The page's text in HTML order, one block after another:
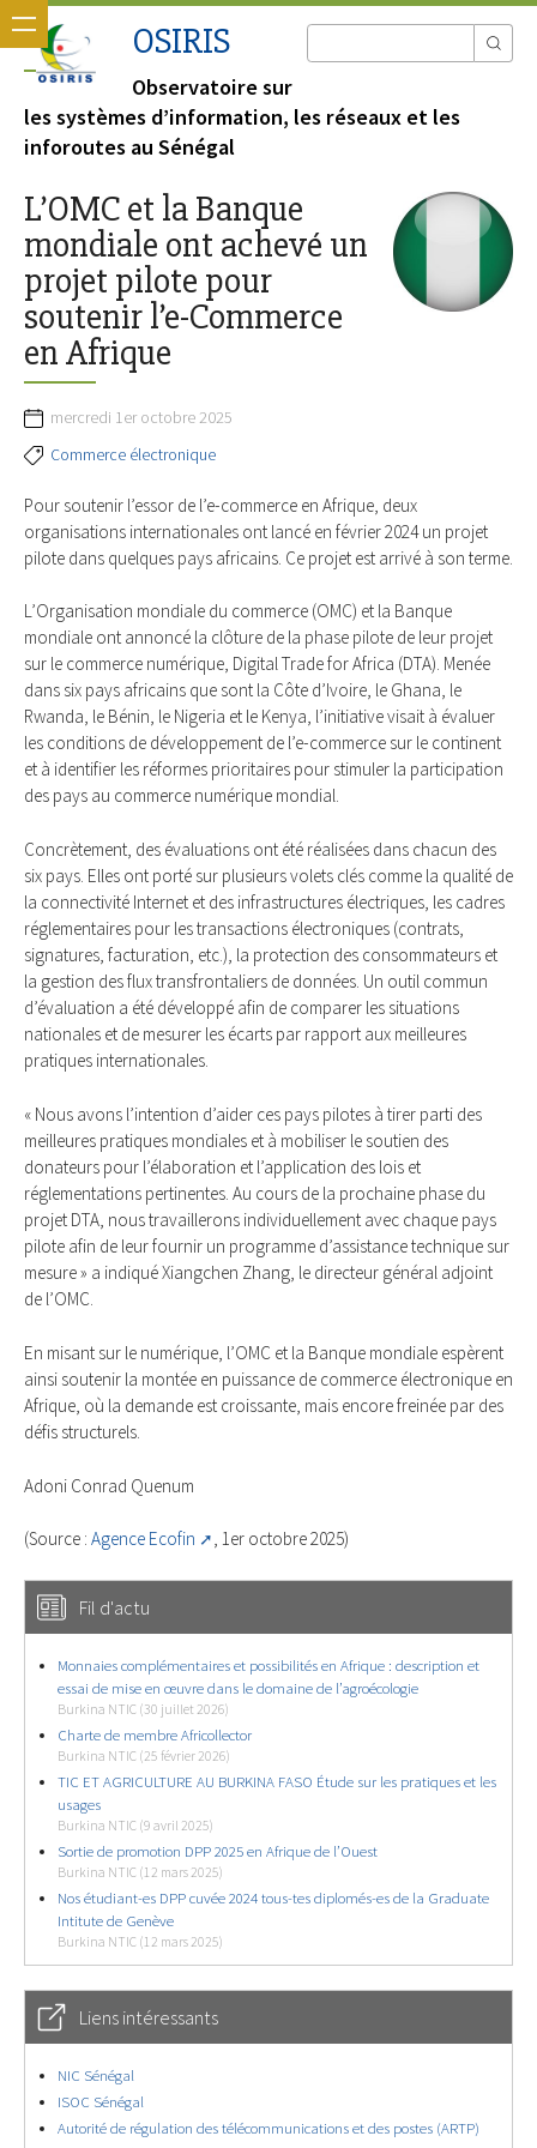
OSIRIS
Observatoire sur
les systèmes d’information, les réseaux et les
inforoutes au Sénégal
L’OMC et la Banque
mondiale ont achevé un
projet pilote pour
soutenir l’e-Commerce
en Afrique
mercredi 1er octobre 2025
Commerce électronique
Pour soutenir l’essor de l’e-commerce en Afrique, deux
organisations internationales ont lancé en février 2024 un projet
pilote dans quelques pays africains. Ce projet est arrivé à son terme.
L’Organisation mondiale du commerce (OMC) et la Banque
mondiale ont annoncé la clôture de la phase pilote de leur projet
sur le commerce numérique, Digital Trade for Africa (DTA). Menée
dans six pays africains que sont la Côte d’Ivoire, le Ghana, le
Rwanda, le Bénin, le Nigeria et le Kenya, l’initiative visait à évaluer
les conditions de développement de l’e-commerce sur le continent
et à identifier les réformes prioritaires pour stimuler la participation
des pays au commerce numérique mondial.
Concrètement, des évaluations ont été réalisées dans chacun des
six pays. Elles ont porté sur plusieurs volets clés comme la qualité de
la connectivité Internet et des infrastructures électriques, les cadres
réglementaires pour les transactions électroniques (contrats,
signatures, facturation, etc.), la protection des consommateurs et
la gestion des flux transfrontaliers de données. Un outil commun
d’évaluation a été développé afin de comparer les situations
nationales et de mesurer les écarts par rapport aux meilleures
pratiques internationales.
« Nous avons l’intention d’aider ces pays pilotes à tirer parti des
meilleures pratiques mondiales et à mobiliser le soutien des
donateurs pour l’élaboration et l’application des lois et
réglementations pertinentes. Au cours de la prochaine phase du
projet DTA, nous travaillerons individuellement avec chaque pays
pilote afin de leur fournir un programme d’assistance technique sur
mesure » a indiqué Xiangchen Zhang, le directeur général adjoint
de l’OMC.
En misant sur le numérique, l’OMC et la Banque mondiale espèrent
ainsi soutenir la montée en puissance de commerce électronique en
Afrique, où la demande est croissante, mais encore freinée par des
défis structurels.
Adoni Conrad Quenum
(Source : Agence Ecofin , 1er octobre 2025)
Fil d'actu
Monnaies complémentaires et possibilités en Afrique : description et
essai de mise en œuvre dans le domaine de l’agroécologie
Burkina NTIC (30 juillet 2026)
Charte de membre Africollector
Burkina NTIC (25 février 2026)
TIC ET AGRICULTURE AU BURKINA FASO Étude sur les pratiques et les
usages
Burkina NTIC (9 avril 2025)
Sortie de promotion DPP 2025 en Afrique de l’Ouest
Burkina NTIC (12 mars 2025)
Nos étudiant-es DPP cuvée 2024 tous-tes diplomés-es de la Graduate
Intitute de Genève
Burkina NTIC (12 mars 2025)
Liens intéressants
NIC Sénégal
ISOC Sénégal
Autorité de régulation des télécommunications et des postes (ARTP)